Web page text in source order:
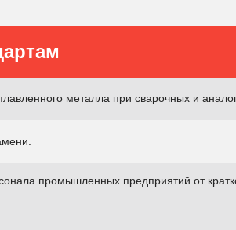
металла при сварочных и
промышленных предприятий от